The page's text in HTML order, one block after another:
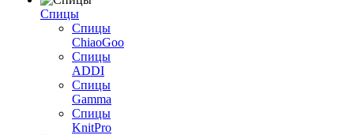
Спицы
Спицы
ChiaoGoo
Спицы
ADDI
Спицы
Gamma
Спицы
KnitPro